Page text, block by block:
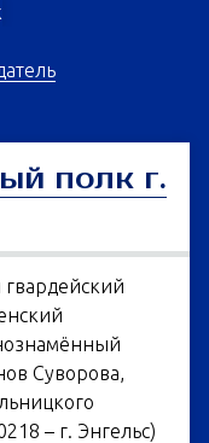
полк г.
гвардейский
Суворова,
– г. Энгельс)